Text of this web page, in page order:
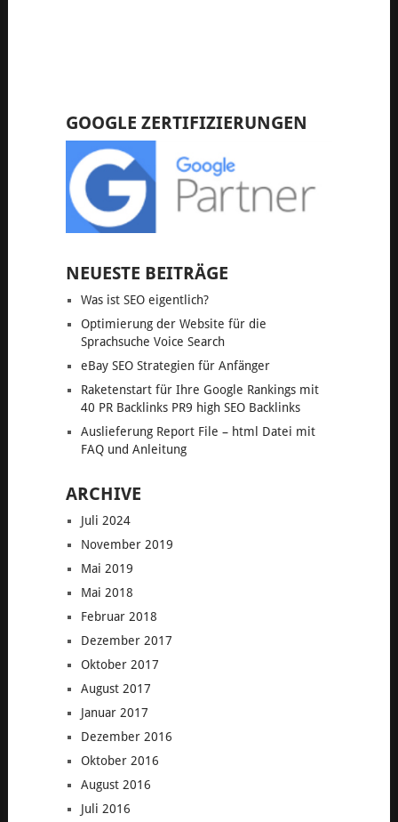
GOOGLE ZERTIFIZIERUNGEN
NEUESTE BEITRÄGE
Was ist SEO eigentlich?
Optimierung der Website für die
Sprachsuche Voice Search
eBay SEO Strategien für Anfänger
Raketenstart für Ihre Google Rankings mit
40 PR Backlinks PR9 high SEO Backlinks
Auslieferung Report File – html Datei mit
FAQ und Anleitung
ARCHIVE
Juli 2024
November 2019
Mai 2019
Mai 2018
Februar 2018
Dezember 2017
Oktober 2017
August 2017
Januar 2017
Dezember 2016
Oktober 2016
August 2016
Juli 2016